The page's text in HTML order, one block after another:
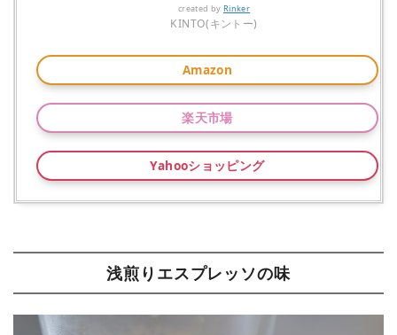
created by Rinker
KINTO(キントー)
Amazon
楽天市場
Yahooショッピング
浅煎りエスプレッソの味